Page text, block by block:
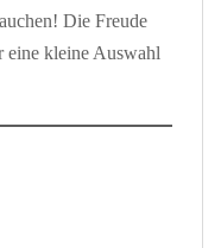
Die Freude
eine kleine Auswahl